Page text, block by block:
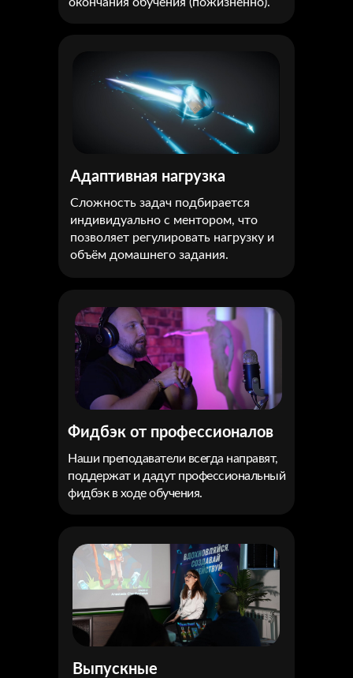
Наши преподаватели всегда направят,
поддержат и дадут профессиональный
фидбэк в ходе обучения.
Фидбэк от профессионалов
Сложность задач подбирается
индивидуально с ментором, что
позволяет регулировать нагрузку и
объём домашнего задания.
Адаптивная нагрузка
Выпускные